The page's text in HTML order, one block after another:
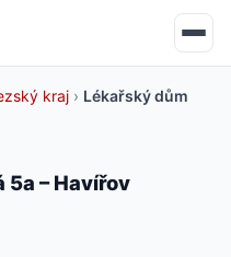
kraj › Lékařský dům
– Havířov